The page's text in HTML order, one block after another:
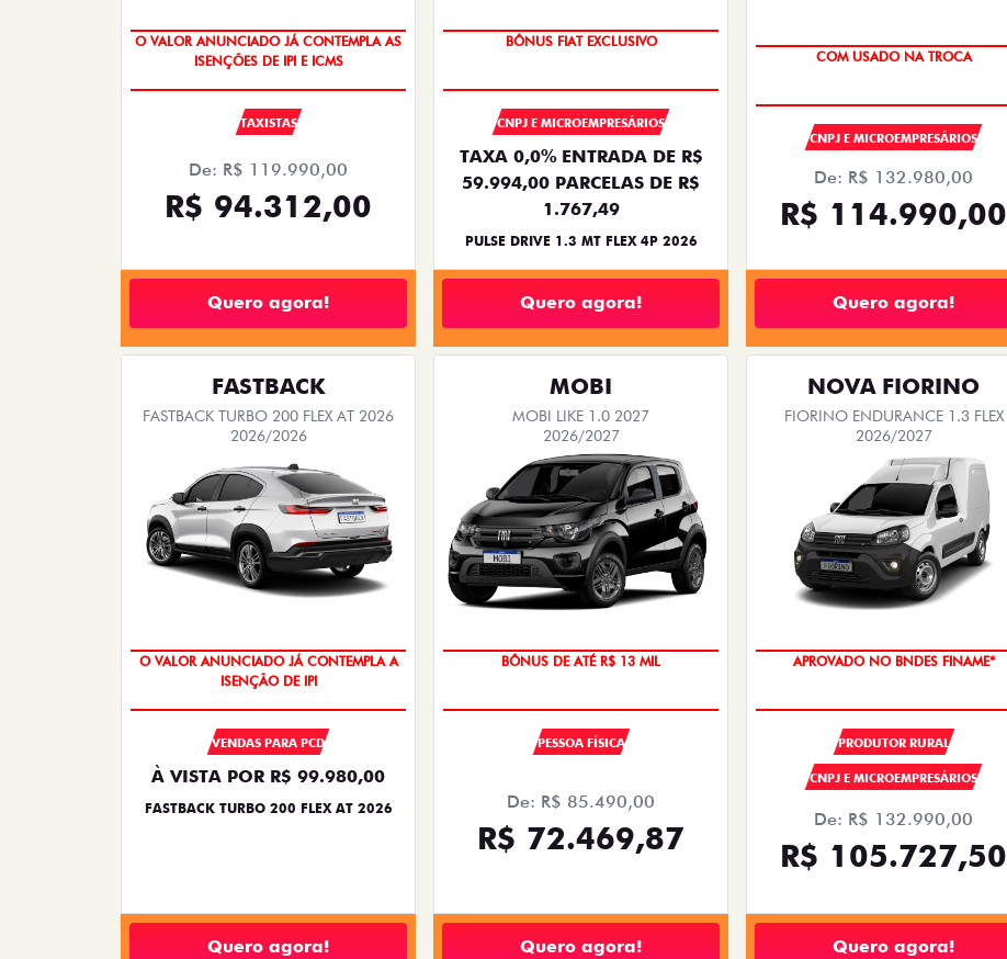
O VALOR ANUNCIADO JÁ CONTEMPLA AS
ISENÇÕES DE IPI E ICMS
TAXISTAS
De: R$ 119.990,00
R$ 94.312,00
Quero agora!
BÔNUS FIAT EXCLUSIVO
CNPJ E MICROEMPRESÁRIOS
TAXA 0,0% ENTRADA DE R$
59.994,00 PARCELAS DE R$
1.767,49
PULSE DRIVE 1.3 MT FLEX 4P 2026
Quero agora!
COM USADO NA TROCA
CNPJ E MICROEMPRESÁRIOS
De: R$ 132.980,00
R$ 114.990,00
Quero agora!
FASTBACK
FASTBACK TURBO 200 FLEX AT 2026
2026/2026
O VALOR ANUNCIADO JÁ CONTEMPLA A
ISENÇÃO DE IPI
VENDAS PARA PCD
À VISTA POR R$ 99.980,00
FASTBACK TURBO 200 FLEX AT 2026
Quero agora!
MOBI
MOBI LIKE 1.0 2027
2026/2027
BÔNUS DE ATÉ R$ 13 MIL
PESSOA FÍSICA
De: R$ 85.490,00
R$ 72.469,87
Quero agora!
NOVA FIORINO
FIORINO ENDURANCE 1.3 FLEX
2026/2027
APROVADO NO BNDES FINAME*
PRODUTOR RURAL
CNPJ E MICROEMPRESÁRIOS
De: R$ 132.990,00
R$ 105.727,50
Quero agora!